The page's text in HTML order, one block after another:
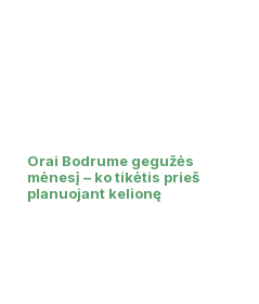
Orai Bodrume gegužės
mėnesį – ko tikėtis prieš
planuojant kelionę